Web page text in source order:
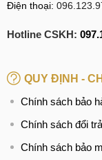
Rơi vỡ, va
kém ổn định.
iPhone 15
Sử dụng
không ổn định
Điện thoại:
Hotline CSKH:
QUY ĐỊNH -
Chính sách bảo
Chính sách đổi
Chính sách bảo